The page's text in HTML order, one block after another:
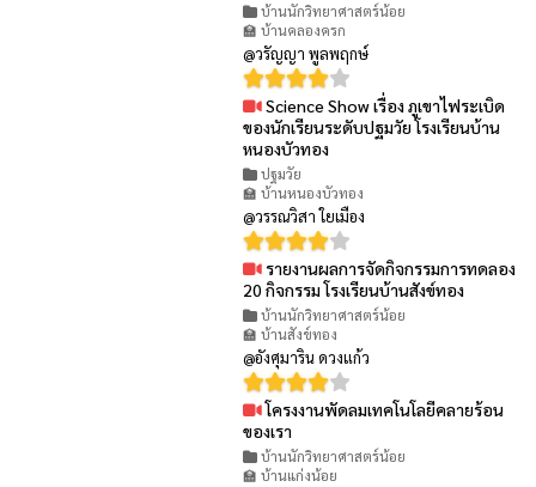
บ้านนักวิทยาศาสตร์น้อย
🏫 บ้านคลองครก
@วรัญญา พูลพฤกษ์
Science Show เรื่อง ภูเขาไฟระเบิด
ของนักเรียนระดับปฐมวัย โรงเรียนบ้าน
หนองบัวทอง
ปฐมวัย
🏫 บ้านหนองบัวทอง
@วรรณวิสา ใยเมือง
รายงานผลการจัดกิจกรรมการทดลอง
20 กิจกรรม โรงเรียนบ้านสังข์ทอง
บ้านนักวิทยาศาสตร์น้อย
🏫 บ้านสังข์ทอง
@อังศุมาริน ดวงแก้ว
โครงงานพัดลมเทคโนโลยีคลายร้อน
ของเรา
บ้านนักวิทยาศาสตร์น้อย
🏫 บ้านแก่งน้อย